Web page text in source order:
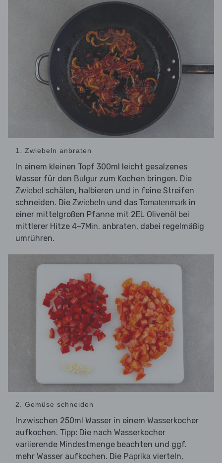
1. Zwiebeln anbraten
In einem kleinen Topf 300ml leicht gesalzenes
Wasser für den Bulgur zum Kochen bringen. Die
Zwiebel schälen, halbieren und in feine Streifen
schneiden. Die Zwiebeln und das Tomatenmark in
einer mittelgroßen Pfanne mit 2EL Olivenöl bei
mittlerer Hitze 4–7Min. anbraten, dabei regelmäßig
umrühren.
2. Gemüse schneiden
Inzwischen 250ml Wasser in einem Wasserkocher
aufkochen. Tipp: Die nach Wasserkocher
variierende Mindestmenge beachten und ggf.
mehr Wasser aufkochen. Die Paprika vierteln,